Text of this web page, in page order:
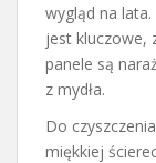
wygląd na lata.
jest kluczowe,
panele są
z mydła.
Do
miękkiej